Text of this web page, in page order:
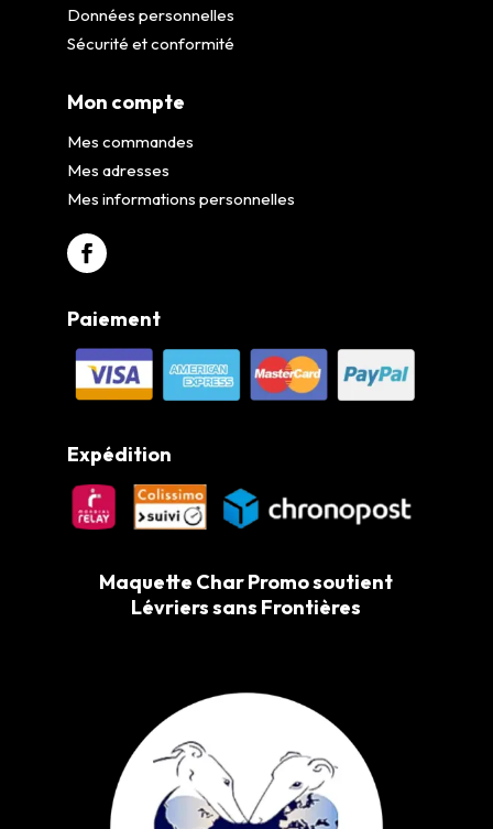
Données personnelles
Sécurité et conformité
Mon compte
Mes commandes
Mes adresses
Mes informations personnelles
Paiement
Expédition
Maquette Char Promo soutient
Lévriers sans Frontières